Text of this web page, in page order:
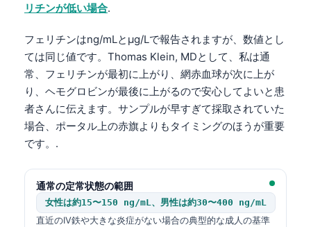
リチンが低い場合.
フェリチンはng/mLとµg/Lで報告されますが、数値とし
ては同じ値です。Thomas Klein, MDとして、私は通
常、フェリチンが最初に上がり、網赤血球が次に上が
り、ヘモグロビンが最後に上がるので安心してよいと患
者さんに伝えます。サンプルが早すぎて採取されていた
場合、ポータル上の赤旗よりもタイミングのほうが重要
です。.
通常の定常状態の範囲
女性は約15〜150 ng/mL、男性は約30〜400 ng/mL
直近のIV鉄や大きな炎症がない場合の典型的な成人の基準